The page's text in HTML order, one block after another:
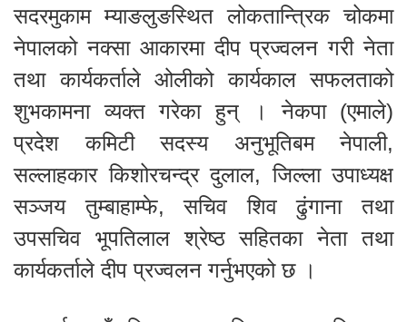
सदरमुकाम म्याङलुङस्थित लोकतान्त्रिक चोकमा
नेपालको नक्सा आकारमा दीप प्रज्वलन गरी नेता
तथा कार्यकर्ताले ओलीको कार्यकाल सफलताको
शुभकामना व्यक्त गरेका हुन् । नेकपा (एमाले)
प्रदेश कमिटी सदस्य अनुभूतिबम नेपाली,
सल्लाहकार किशोरचन्द्र दुलाल, जिल्ला उपाध्यक्ष
सञ्जय तुम्बाहाम्फे, सचिव शिव ढुंगाना तथा
उपसचिव भूपतिलाल श्रेष्ठ सहितका नेता तथा
कार्यकर्ताले दीप प्रज्वलन गर्नुभएको छ ।